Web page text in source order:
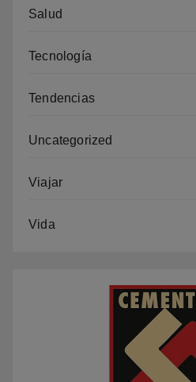
Salud
Tecnología
Tendencias
Uncategorized
Viajar
Vida